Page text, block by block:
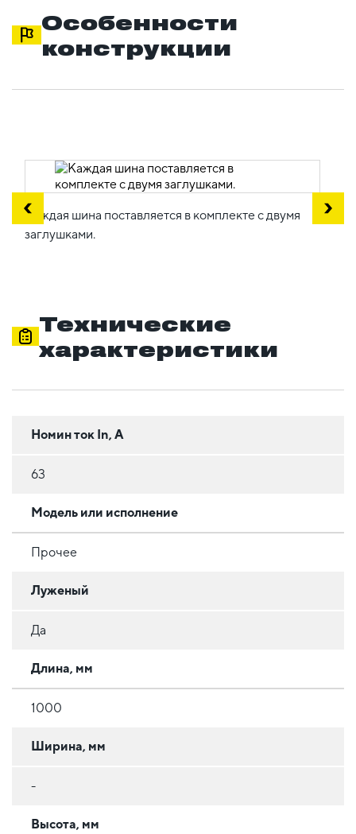
Особенности
конструкции
Каждая шина поставляется в комплекте с двумя
заглушками.
Технические
характеристики
Номин ток In, А
63
Модель или исполнение
Прочее
Луженый
Да
Длина, мм
1000
Ширина, мм
-
Высота, мм